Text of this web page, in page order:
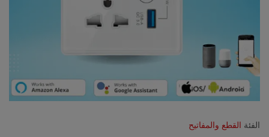
الفئة القطع والمفاتيح